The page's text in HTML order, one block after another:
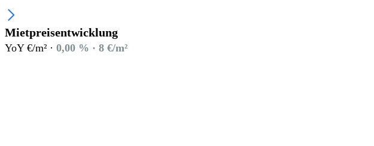
Mietpreisentwicklung
YoY €/m² · 0,00 % · 8 €/m²